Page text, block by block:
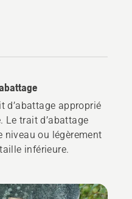
d’abattage approprié
Le trait d’abattage
niveau ou légèrement
inférieure.